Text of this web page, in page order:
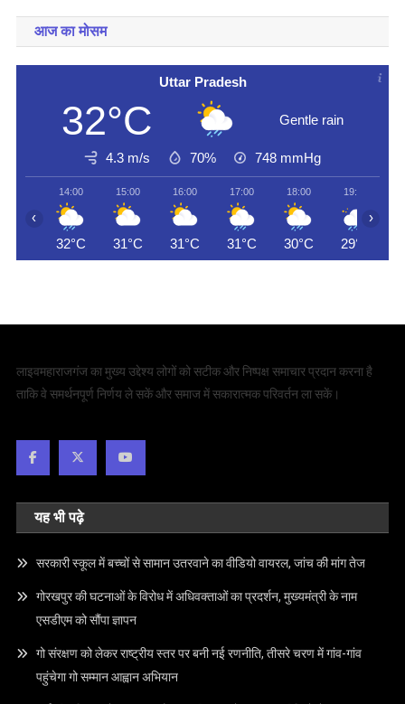
आज का मोसम
Uttar Pradesh
32°C Gentle rain
4.3 m/s 70% 748 mmHg
14:00
32°C
15:00
31°C
16:00
31°C
17:00
31°C
18:00
30°C
19:00
29°C
‹ ›
लाइवमहाराजगंज का मुख्य उद्देश्य लोगों को सटीक और निष्पक्ष समाचार प्रदान करना है
ताकि वे समर्थनपूर्ण निर्णय ले सकें और समाज में सकारात्मक परिवर्तन ला सकें।
यह भी पढ़े
सरकारी स्कूल में बच्चों से सामान उतरवाने का वीडियो वायरल, जांच की मांग तेज
गोरखपुर की घटनाओं के विरोध में अधिवक्ताओं का प्रदर्शन, मुख्यमंत्री के नाम
एसडीएम को सौंपा ज्ञापन
गो संरक्षण को लेकर राष्ट्रीय स्तर पर बनी नई रणनीति, तीसरे चरण में गांव-गांव
पहुंचेगा गो सम्मान आह्वान अभियान